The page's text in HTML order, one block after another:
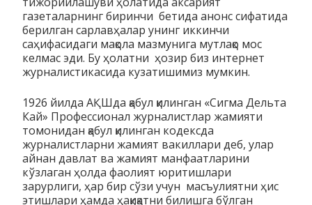
газеталарнинг биринчи бетида анонс сифатида
берилган сарлавҳалар унинг иккинчи
саҳифасидаги мақола мазмунига мутлақо мос
келмас эди. Бу ҳолатни ҳозир биз интернет
журналистикасида кузатишимиз мумкин.
1926 йилда АҚШда қабул қилинган «Сигма Дельта
Кай» Профессионал журналистлар жамияти
томонидан қабул қилинган кодексда
журналистларни жамият вакиллари деб, улар
айнан давлат ва жамият манфаатларини
кўзлаган ҳолда фаолият юритишлари
зарурлиги, ҳар бир сўзи учун масъулиятни ҳис
этишлари ҳамда ҳақиқатни билишга бўлган